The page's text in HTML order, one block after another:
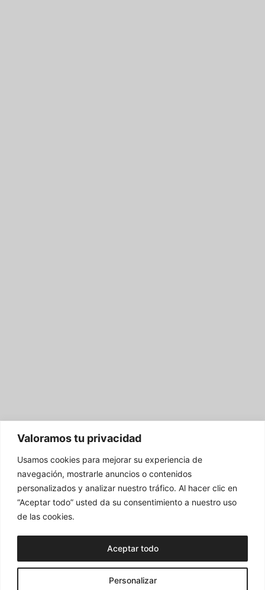
Valoramos tu privacidad
Usamos cookies para mejorar su experiencia de
navegación, mostrarle anuncios o contenidos
personalizados y analizar nuestro tráfico. Al hacer clic en
“Aceptar todo” usted da su consentimiento a nuestro uso
de las cookies.
Personalizar
Aceptar todo